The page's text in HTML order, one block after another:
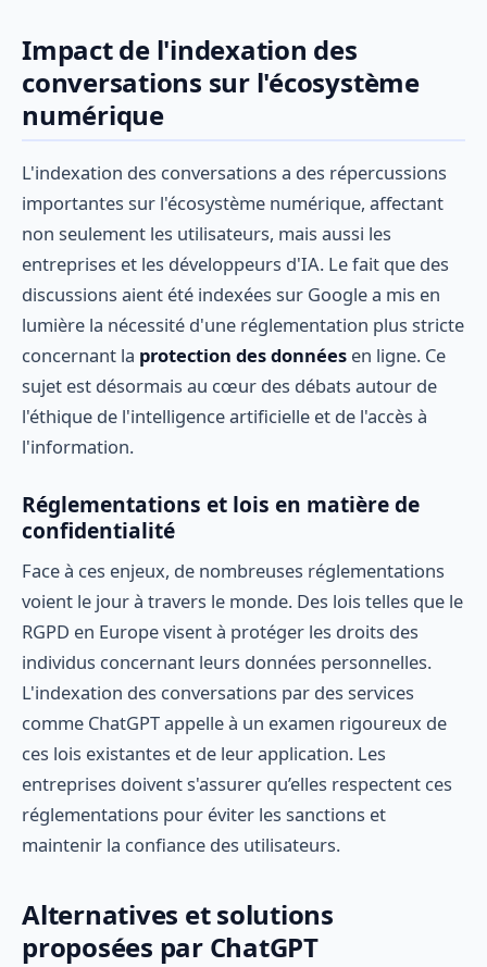
Impact de l'indexation des
conversations sur l'écosystème
numérique
L'indexation des conversations a des répercussions
importantes sur l'écosystème numérique, affectant
non seulement les utilisateurs, mais aussi les
entreprises et les développeurs d'IA. Le fait que des
discussions aient été indexées sur Google a mis en
lumière la nécessité d'une réglementation plus stricte
concernant la protection des données en ligne. Ce
sujet est désormais au cœur des débats autour de
l'éthique de l'intelligence artificielle et de l'accès à
l'information.
Réglementations et lois en matière de
confidentialité
Face à ces enjeux, de nombreuses réglementations
voient le jour à travers le monde. Des lois telles que le
RGPD en Europe visent à protéger les droits des
individus concernant leurs données personnelles.
L'indexation des conversations par des services
comme ChatGPT appelle à un examen rigoureux de
ces lois existantes et de leur application. Les
entreprises doivent s'assurer qu’elles respectent ces
réglementations pour éviter les sanctions et
maintenir la confiance des utilisateurs.
Alternatives et solutions
proposées par ChatGPT